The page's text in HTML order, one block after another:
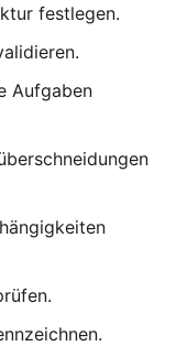
festlegen.
Aufgaben